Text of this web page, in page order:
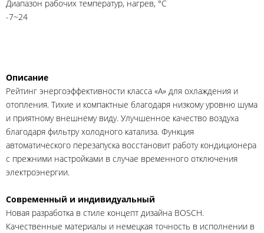
Диапазон рабочих температур, нагрев, °C
-7~24
Описание
Рейтинг энергоэффективности класса «A» для охлаждения и
отопления. Тихие и компактные благодаря низкому уровню шума
и приятному внешнему виду. Улучшенное качество воздуха
благодаря фильтру холодного катализа. Функция
автоматического перезапуска восстановит работу кондиционера
с прежними настройками в случае временного отключения
электроэнергии.
Современный и индивидуальный
Новая разработка в стиле концепт дизайна BOSCH.
Качественные материалы и немецкая точность в исполнении в